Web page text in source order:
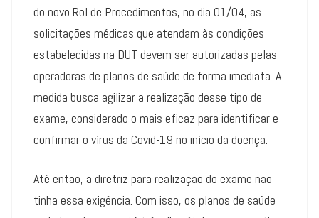
do novo Rol de Procedimentos, no dia 01/04, as
solicitações médicas que atendam às condições
estabelecidas na DUT devem ser autorizadas pelas
operadoras de planos de saúde de forma imediata. A
medida busca agilizar a realização desse tipo de
exame, considerado o mais eficaz para identificar e
confirmar o vírus da Covid-19 no início da doença.
Até então, a diretriz para realização do exame não
tinha essa exigência. Com isso, os planos de saúde